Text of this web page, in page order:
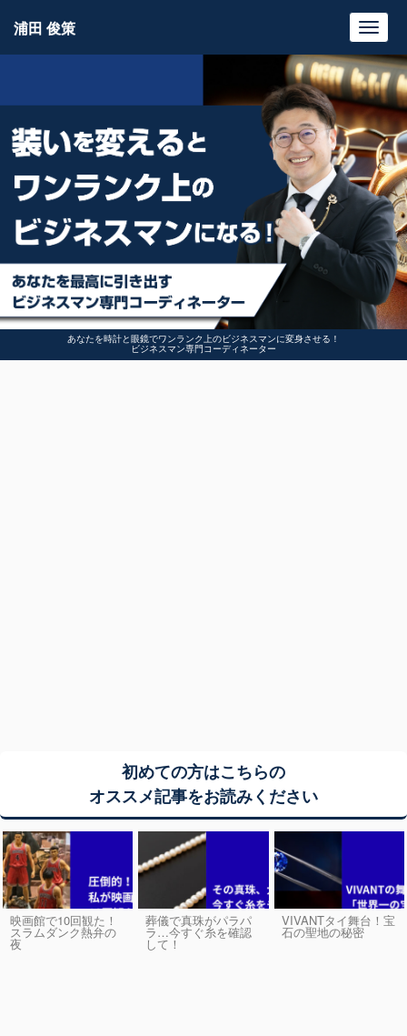
あなたを時計と眼鏡でワンランク上のビジネスマンに変身させる！
ビジネスマン専門コーディネーター
浦田 俊策
初めての方はこちらの
オススメ記事をお読みください
映画館で10回観た！
スラムダンク熱弁の
夜
葬儀で真珠がパラパ
ラ…今すぐ糸を確認
して！
VIVANTタイ舞台！宝
石の聖地の秘密